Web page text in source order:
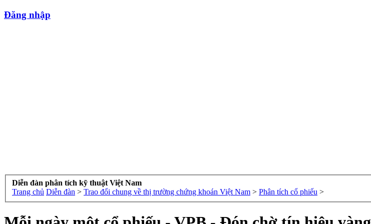
Đăng nhập
Diễn đàn phân tích kỹ thuật Việt Nam
Trang chủ Diễn đàn > Trao đổi chung về thị trường chứng khoán Việt Nam > Phân tích cổ phiếu >